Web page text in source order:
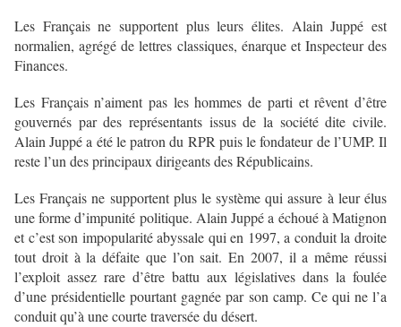
Les Français ne supportent plus leurs élites. Alain Juppé est
normalien, agrégé de lettres classiques, énarque et Inspecteur des
Finances.
Les Français n’aiment pas les hommes de parti et rêvent d’être
gouvernés par des représentants issus de la société dite civile.
Alain Juppé a été le patron du RPR puis le fondateur de l’UMP. Il
reste l’un des principaux dirigeants des Républicains.
Les Français ne supportent plus le système qui assure à leur élus
une forme d’impunité politique. Alain Juppé a échoué à Matignon
et c’est son impopularité abyssale qui en 1997, a conduit la droite
tout droit à la défaite que l’on sait. En 2007, il a même réussi
l’exploit assez rare d’être battu aux législatives dans la foulée
d’une présidentielle pourtant gagnée par son camp. Ce qui ne l’a
conduit qu’à une courte traversée du désert.